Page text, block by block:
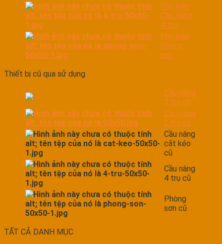
Phụ kiện
Cầu nâng
4 trụ
Phụ kiện
Phòng
sơn
Thiết bị cũ qua sử dụng
Cầu nâng
1 trụ cũ
Cầu nâng
2 trụ cũ
Cầu nâng
cắt kéo
cũ
Cầu nâng
4 trụ cũ
Phòng
sơn cũ
TẤT CẢ DANH MỤC